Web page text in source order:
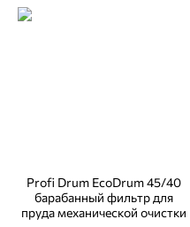
Profi Drum EcoDrum 45/40
барабанный фильтр для
пруда механической очистки